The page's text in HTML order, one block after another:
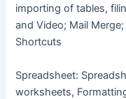
importing of tables,
and Video; Mail
Shortcuts
Spreadsheet:
worksheets,